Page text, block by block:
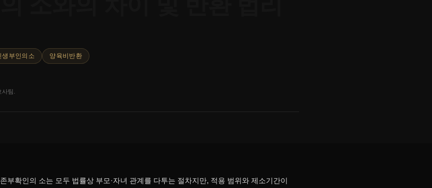
생부인의소 양육비반환
사팀.
부확인의 소는 모두 법률상 부모·자녀 관계를 다투는 절차지만, 적용 범위와 제소기간이